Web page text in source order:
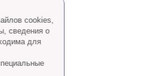
cookies,
сведения о
для